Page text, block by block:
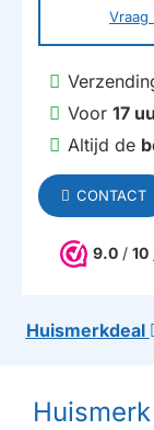
Vraag
Voor 17
Altijd de
CONTACT
9.0 / 10
Huismerkdeal